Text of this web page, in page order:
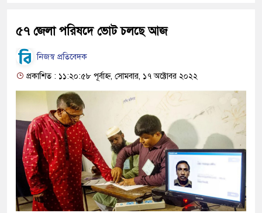
৫৭ জেলা পরিষদে ভোট চলছে আজ
নিজস্ব প্রতিবেদক
প্রকাশিত : ১১:২০:৫৮ পূর্বাহ্ন, সোমবার, ১৭ অক্টোবর ২০২২